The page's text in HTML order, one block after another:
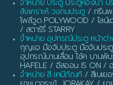
จำหน่าย ประตู ประตูห้องน้ำ ป
สังเคราะห์ วงกบประตู / กรีนพ
โพลีวูด POLYWOOD / ไลน์เ
/ สตาร์รี่ STARRY
จำหน่าย อุปกรณ์ประตู หน้าต่
กุญแจ มือจับประตู มือจับประ
อุปกรณ์บานเลื่อน โช้ค บานพับ
HAFELE / อีสออน IS ON /
จำหน่าย สี เคมีภัณฑ์/ สีเบเย